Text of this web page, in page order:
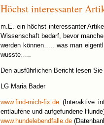
Höchst interessanter
m.E. ein höchst interessanter
Wissenschaft bedarf, bevor
werden können….. was man
wusste…..
Den ausführlichen Bericht lesen Sie
LG Maria Bader
www.find-mich-fix.de (Interaktive
entlaufene und aufgefundene
www.hundelebendfalle.de